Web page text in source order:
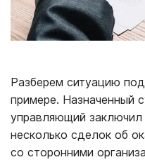
Разберем ситуацию
примере. Назначенный
управляющий
несколько сделок об
со сторонними